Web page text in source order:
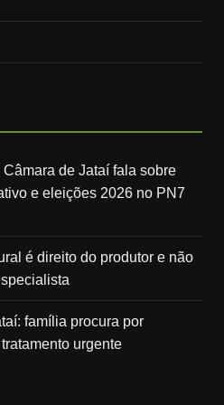
de Jataí fala sobre
e eleições 2026 no PN7
é direito do produtor e não
família procura por
urgente